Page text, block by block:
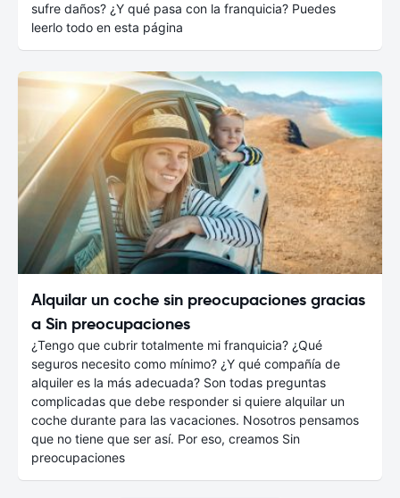
sufre daños? ¿Y qué pasa con la franquicia? Puedes
leerlo todo en esta página
Alquilar un coche sin preocupaciones gracias
a Sin preocupaciones
¿Tengo que cubrir totalmente mi franquicia? ¿Qué
seguros necesito como mínimo? ¿Y qué compañía de
alquiler es la más adecuada? Son todas preguntas
complicadas que debe responder si quiere alquilar un
coche durante para las vacaciones. Nosotros pensamos
que no tiene que ser así. Por eso, creamos Sin
preocupaciones